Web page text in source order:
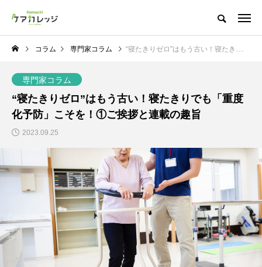
コラム 専門家コラム “寝たきりゼロ”はもう古い！寝たきりでも「重度化予防」こそを！①ご挨拶と連載の趣旨
専門家コラム
“寝たきりゼロ”はもう古い！寝たきりでも「重度
化予防」こそを！①ご挨拶と連載の趣旨
2023.09.25